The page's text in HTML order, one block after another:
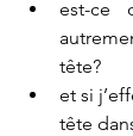
est-ce
tête?
et si
tête